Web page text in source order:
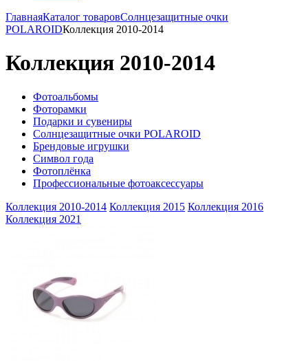
ГлавнаяКаталог товаровСолнцезащитные очки
POLAROIDКоллекция 2010-2014
Коллекция 2010-2014
Фотоальбомы
Фоторамки
Подарки и сувениры
Солнцезащитные очки POLAROID
Брендовые игрушки
Символ года
Фотоплёнка
Профессиональные фотоаксессуары
Коллекция 2010-2014 Коллекция 2015 Коллекция 2016
Коллекция 2021